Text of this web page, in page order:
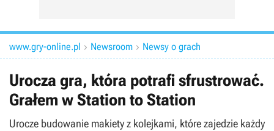
www.gry-online.pl  Newsroom  Newsy o grach
Urocza gra, która potrafi sfrustrować.
Grałem w Station to Station
Urocze budowanie makiety z kolejkami, które zajedzie każdy